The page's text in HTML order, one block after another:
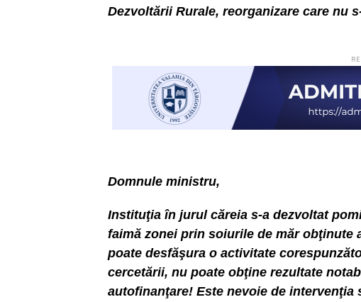
Dezvoltării Rurale, reorganizare care nu
Domnule ministru,
Instituţia în jurul căreia s-a dezvoltat
faimă zonei prin soiurile de măr obţinute
poate desfăşura o activitate
cercetării, nu poate obţine rezultate
autofinanţare! Este nevoie de